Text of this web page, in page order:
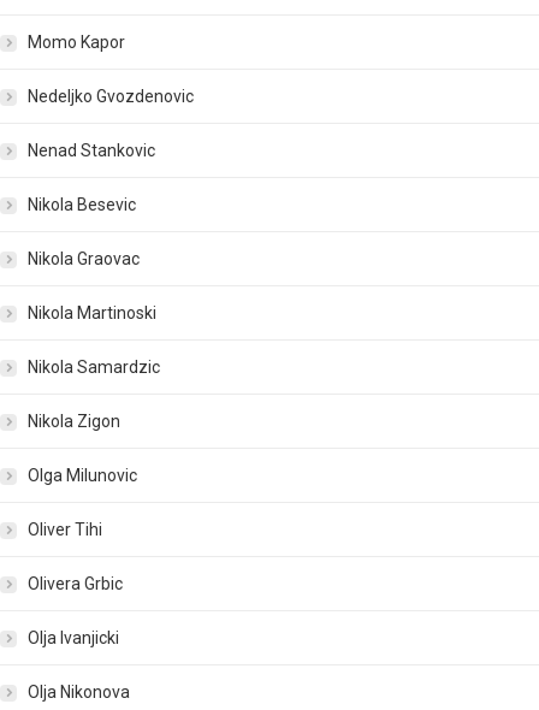
Momo Kapor
Nedeljko Gvozdenovic
Nenad Stankovic
Nikola Besevic
Nikola Graovac
Nikola Martinoski
Nikola Samardzic
Nikola Zigon
Olga Milunovic
Oliver Tihi
Olivera Grbic
Olja Ivanjicki
Olja Nikonova